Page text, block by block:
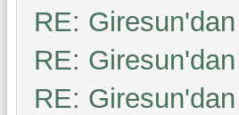
RE:
RE:
RE: